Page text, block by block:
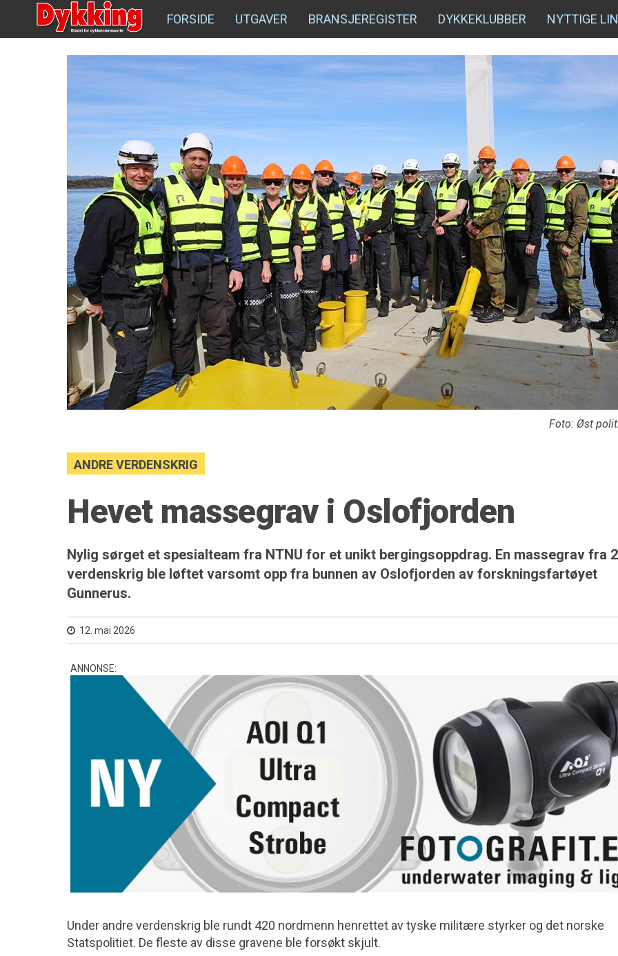
FORSIDE UTGAVER BRANSJEREGISTER DYKKEKLUBBER NYTTIGE
Foto: Øst
ANDRE VERDENSKRIG
Hevet massegrav i Oslofjorden
Nylig sørget et spesialteam fra NTNU for et unikt bergingsoppdrag. En massegrav fra
verdenskrig ble løftet varsomt opp fra bunnen av Oslofjorden av forskningsfartøyet
Gunnerus.
12. mai 2026
ANNONSE:
Under andre verdenskrig ble rundt 420 nordmenn henrettet av tyske militære styrker og det norske
Statspolitiet. De fleste av disse gravene ble forsøkt skjult.